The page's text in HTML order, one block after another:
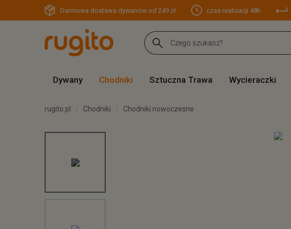
Darmowa dostawa dywanów od 249 zł czas realizacji 48h
Dywany Chodniki Sztuczna Trawa Wycieraczki
rugito.pl Chodniki
Chodniki nowoczesne